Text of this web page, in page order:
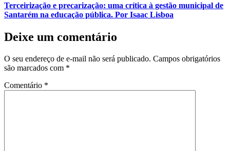
Terceirização e precarização: uma crítica à gestão municipal de
Santarém na educação pública. Por Isaac Lisboa
Deixe um comentário
O seu endereço de e-mail não será publicado. Campos obrigatórios
são marcados com *
Comentário *